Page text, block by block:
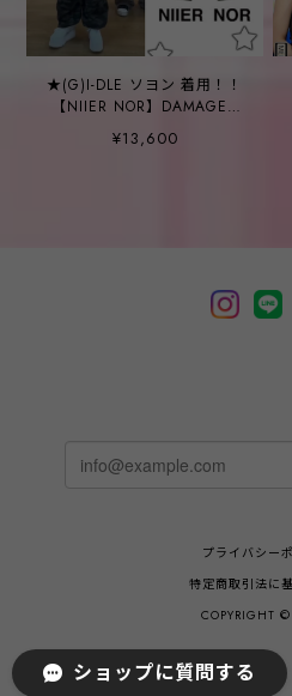
★(G)I-DLE ソヨン 着用！！
【NIIER NOR】DAMAGED
BALLOON PANTS_CAMO
¥13,600
プライバシー
特定商取引法に
COPYRIGHT
ショップに質問する